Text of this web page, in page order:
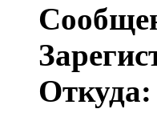
Откуда: